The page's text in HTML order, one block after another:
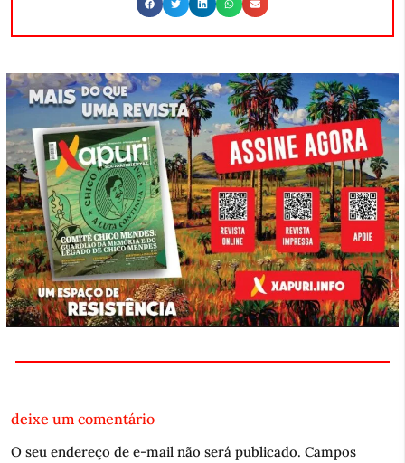
deixe um comentário
O seu endereço de e-mail não será publicado. Campos